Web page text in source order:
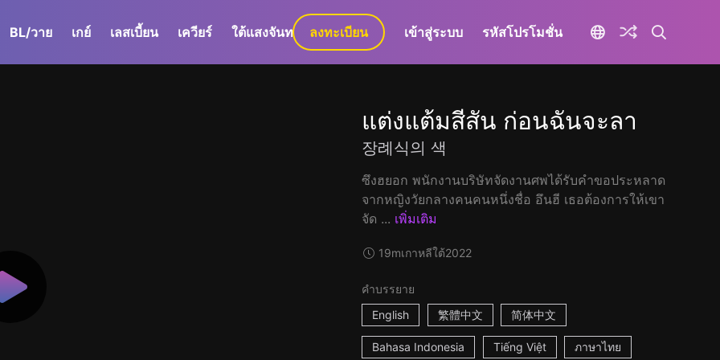
BL/วาย เกย์ เลสเบี้ยน เควียร์ ใต้แสงจันทร์ GaLa+
ลงทะเบียน เข้าสู่ระบบ รหัสโปรโมชั่น
แต่งแต้มสีสัน ก่อนฉันจะลา
장례식의 색
ซึงฮยอก พนักงานบริษัทจัดงานศพได้รับคำขอประหลาด
จากหญิงวัยกลางคนคนหนึ่งชื่อ อึนฮี เธอต้องการให้เขา
จัด ... เพิ่มเติม
19mเกาหลีใต้2022
คำบรรยาย
English
繁體中文 简体中文
Bahasa Indonesia Tiếng Việt ภาษาไทย